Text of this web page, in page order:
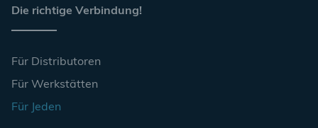
Die richtige Verbindung!
Für Distributoren
Für Werkstätten
Für Jeden